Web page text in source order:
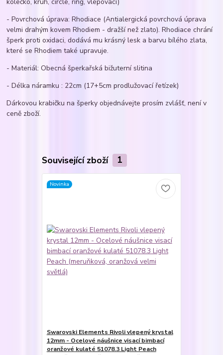
- Povrchová úprava: Rhodiace (Antialergická povrchová úprava
velmi drahým kovem Rhodiem - dražší než zlato). Rhodiace chrání
šperk proti oxidaci, dodává mu krásný lesk a barvu bílého zlata,
které se Rhodiem také upravuje.
- Materiál: Obecná šperkařská bižuterní slitina
- Délka náramku : 22cm (17+5cm prodlužovací řetízek)
Dárkovou krabičku na šperky objednávejte prosím zvlášť, není v
ceně zboží.
Související zboží 1
Novinka
Swarovski Elements Rivoli vlepený krystal
12mm - Ocelové náušnice visací bimbací
oranžové kulaté 51078.3 Light Peach